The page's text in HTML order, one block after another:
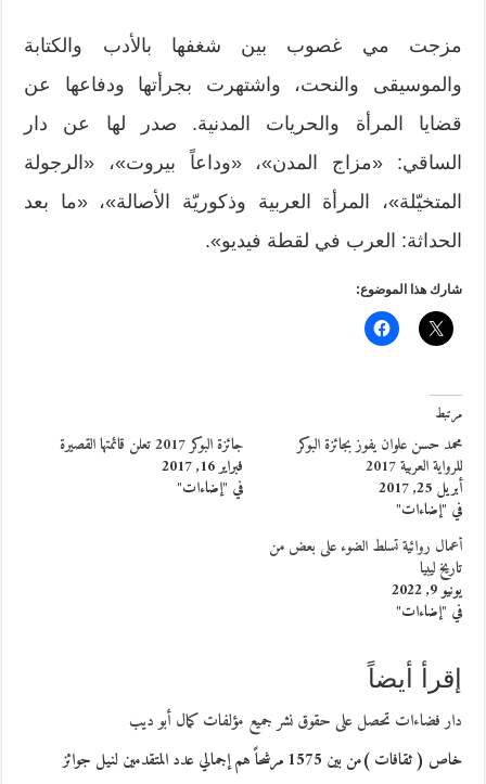
مزجت مي غصوب بين شغفها بالأدب والكتابة
والموسيقى والنحت، واشتهرت بجرأتها ودفاعها عن
قضايا المرأة والحريات المدنية. صدر لها عن دار
الساقي: «مزاج المدن»، «وداعاً بيروت»، «الرجولة
المتخيّلة»، المرأة العربية وذكوريّة الأصالة»، «ما بعد
الحداثة: العرب في لقطة فيديو».
شارك هذا الموضوع:
مرتبط
محمد حسن علوان يفوز بجائزة البوكر
للرواية العربية 2017
أبريل 25, 2017
في "إضاءات"
جائزة البوكر 2017 تعلن قائمتها القصيرة
فبراير 16, 2017
في "إضاءات"
أعمال روائية تسلط الضوء على بعض من
تاريخ ليبيا
يونيو 9, 2022
في "إضاءات"
إقرأ أيضاً
دار فضاءات تحصل على حقوق نشر جميع مؤلفات كمال أبو ديب
خاص ( ثقافات )من بين 1575 مرشحاً هم إجمالي عدد المتقدمين لنيل جوائز